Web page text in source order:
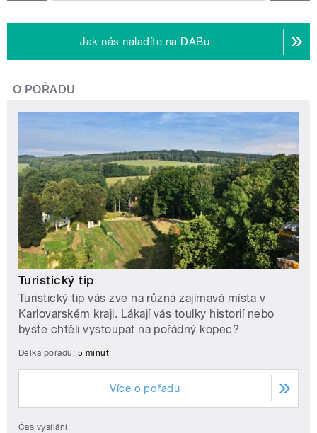
Jak nás naladíte na DABu
O POŘADU
Turistický tip
Turistický tip vás zve na různá zajímavá místa v
Karlovarském kraji. Lákají vás toulky historií nebo
byste chtěli vystoupat na pořádný kopec?
Délka pořadu: 5 minut
Více o pořadu
Čas vysílání